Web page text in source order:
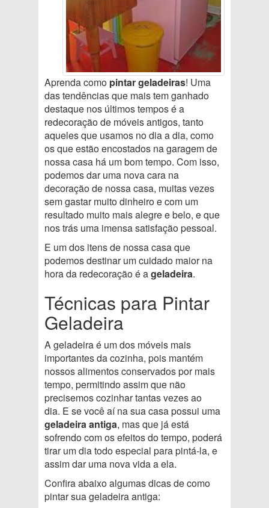
Aprenda como pintar geladeiras! Uma
das tendências que mais tem ganhado
destaque nos últimos tempos é a
redecoração de móveis antigos, tanto
aqueles que usamos no dia a dia, como
os que estão encostados na garagem de
nossa casa há um bom tempo. Com isso,
podemos dar uma nova cara na
decoração de nossa casa, muitas vezes
sem gastar muito dinheiro e com um
resultado muito mais alegre e belo, e que
nos trás uma imensa satisfação pessoal.
E um dos itens de nossa casa que
podemos destinar um cuidado maior na
hora da redecoração é ageladeira.
Técnicas para Pintar
Geladeira
A geladeira é um dos móveis mais
importantes da cozinha, pois mantém
nossos alimentos conservados por mais
tempo, permitindo assim que não
precisemos cozinhar tantas vezes ao
dia. E se você aí na sua casa possui uma
geladeira antiga, mas que já está
sofrendo com os efeitos do tempo, poderá
tirar um dia todo especial para pintá-la, e
assim dar uma nova vida a ela.
Confira abaixo algumas dicas de como
pintar sua geladeira antiga: